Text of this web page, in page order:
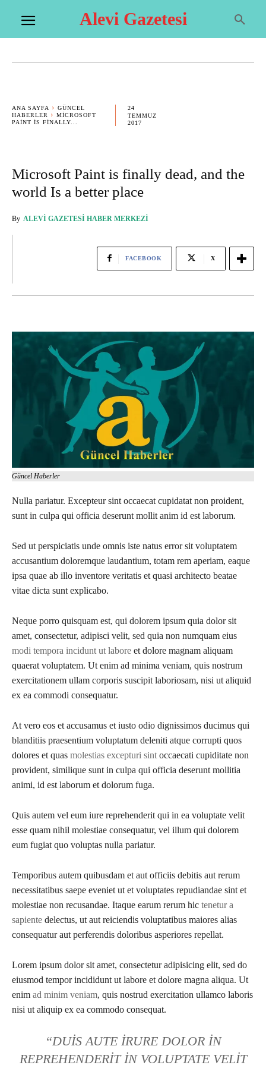
Alevi Gazetesi
ANA SAYFA
GÜNCEL
HABERLER
MICROSOFT
PAINT IS FINALLY...
24
TEMMUZ
2017
Microsoft Paint is finally dead, and the
world Is a better place
By ALEVI GAZETESI HABER MERKEZI
FACEBOOK X
Güncel Haberler
Nulla pariatur. Excepteur sint occaecat cupidatat non proident,
sunt in culpa qui officia deserunt mollit anim id est laborum.
Sed ut perspiciatis unde omnis iste natus error sit voluptatem
accusantium doloremque laudantium, totam rem aperiam, eaque
ipsa quae ab illo inventore veritatis et quasi architecto beatae
vitae dicta sunt explicabo.
Neque porro quisquam est, qui dolorem ipsum quia dolor sit
amet, consectetur, adipisci velit, sed quia non numquam eius
modi tempora incidunt ut labore et dolore magnam aliquam
quaerat voluptatem. Ut enim ad minima veniam, quis nostrum
exercitationem ullam corporis suscipit laboriosam, nisi ut aliquid
ex ea commodi consequatur.
At vero eos et accusamus et iusto odio dignissimos ducimus qui
blanditiis praesentium voluptatum deleniti atque corrupti quos
dolores et quas molestias excepturi sint occaecati cupiditate non
provident, similique sunt in culpa qui officia deserunt mollitia
animi, id est laborum et dolorum fuga.
Quis autem vel eum iure reprehenderit qui in ea voluptate velit
esse quam nihil molestiae consequatur, vel illum qui dolorem
eum fugiat quo voluptas nulla pariatur.
Temporibus autem quibusdam et aut officiis debitis aut rerum
necessitatibus saepe eveniet ut et voluptates repudiandae sint et
molestiae non recusandae. Itaque earum rerum hic tenetur a
sapiente delectus, ut aut reiciendis voluptatibus maiores alias
consequatur aut perferendis doloribus asperiores repellat.
Lorem ipsum dolor sit amet, consectetur adipisicing elit, sed do
eiusmod tempor incididunt ut labore et dolore magna aliqua. Ut
enim ad minim veniam, quis nostrud exercitation ullamco laboris
nisi ut aliquip ex ea commodo consequat.
“DUIS AUTE IRURE DOLOR IN
REPREHENDERIT IN VOLUPTATE VELIT